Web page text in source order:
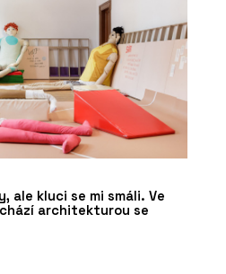
ale kluci se mi smáli. Ve
architekturou se